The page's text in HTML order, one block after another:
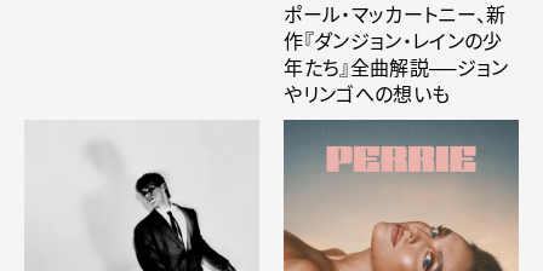
ポール・マッカートニー、新
作『ダンジョン・レインの少
年たち』全曲解説──ジョン
やリンゴへの想いも